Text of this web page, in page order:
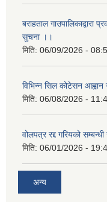
बराहताल गाउपालिकाद्वारा
सुचना ।।
मिति: 06/09/2026 -
विभिन्न सिल कोटेसन
मिति: 06/08/2026 -
वोलपत्र रद्द गरियको
मिति: 06/01/2026 -
अन्य